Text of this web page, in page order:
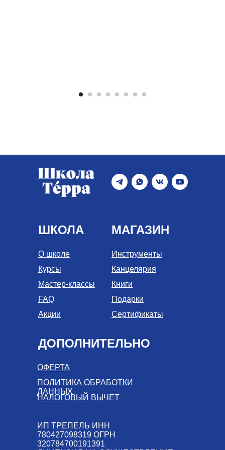
Инструменты
Канцелярия
Подарки
Книги
Сертификаты
МАГАЗИН
ИП ТРЕПЕЛЬ ИНН
780427098319 ОГРН
320784700191391
Курсы
О школе
Мастер-классы
FAQ
Акции
ШКОЛА
ОФЕРТА
ПОЛИТИКА ОБРАБОТКИ
ДАННЫХ
ДОПОЛНИТЕЛЬНО
НАЛОГОВЫЙ ВЫЧЕТ